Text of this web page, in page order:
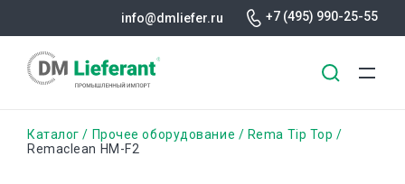
info@dmliefer.ru +7 (495) 990-25-55
Строка
Каталог Прочее оборудование
Rema Tip Top
Remaclean HM-F2